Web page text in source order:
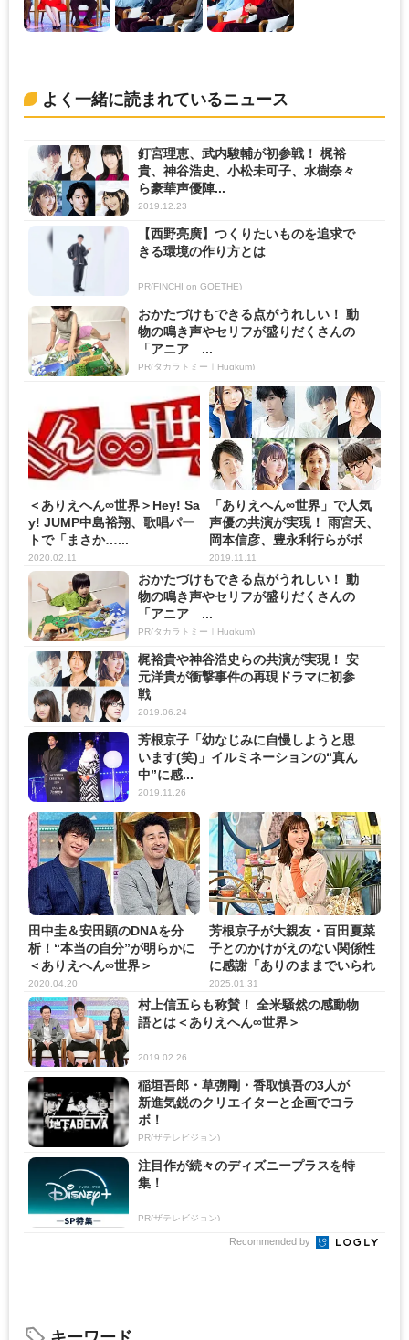
よく一緒に読まれているニュース
釘宮理恵、武内駿輔が初参戦！ 梶裕
貴、神谷浩史、小松未可子、水樹奈々
ら豪華声優陣...
2019.12.23
【西野亮廣】つくりたいものを追求で
きる環境の作り方とは
PR(FINCHI on GOETHE)
おかたづけもできる点がうれしい！ 動
物の鳴き声やセリフが盛りだくさんの
「アニア ...
PR(タカラトミー｜Hugkum)
＜ありえへん∞世界＞Hey! Sa
y! JUMP中島裕翔、歌唱パー
トで「まさか…...
2020.02.11
「ありえへん∞世界」で人気
声優の共演が実現！ 雨宮天、
岡本信彦、豊永利行らがボ
イ...
2019.11.11
おかたづけもできる点がうれしい！ 動
物の鳴き声やセリフが盛りだくさんの
「アニア ...
PR(タカラトミー｜Hugkum)
梶裕貴や神谷浩史らの共演が実現！ 安
元洋貴が衝撃事件の再現ドラマに初参
戦
2019.06.24
芳根京子「幼なじみに自慢しようと思
います(笑)」イルミネーションの“真ん
中”に感...
2019.11.26
田中圭＆安田顕のDNAを分
析！“本当の自分”が明らかに
＜ありえへん∞世界＞
2020.04.20
芳根京子が大親友・百田夏菜
子とのかけがえのない関係性
に感謝「ありのままでいられ
る...
2025.01.31
村上信五らも称賛！ 全米騒然の感動物
語とは＜ありえへん∞世界＞
2019.02.26
稲垣吾郎・草彅剛・香取慎吾の3人が
新進気鋭のクリエイターと企画でコラ
ボ！
PR(ザテレビジョン)
注目作が続々のディズニープラスを特
集！
PR(ザテレビジョン)
Recommended by